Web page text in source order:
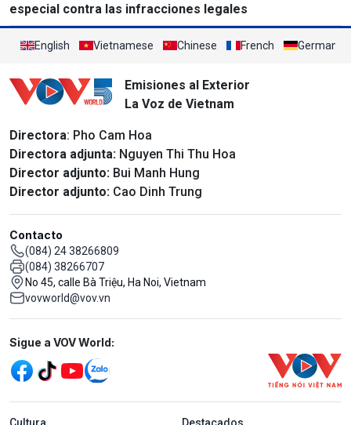
especial contra las infracciones legales
English Vietnamese Chinese French German
Emisiones al Exterior
La Voz de Vietnam
Directora: Pho Cam Hoa
Directora adjunta: Nguyen Thi Thu Hoa
Director adjunto: Bui Manh Hung
Director adjunto: Cao Dinh Trung
Contacto
(084) 24 38266809
(084) 38266707
No 45, calle Bà Triệu, Ha Noi, Vietnam
vovworld@vov.vn
Mạng xã hội
Sigue a VOV World:
menu footer tiếng Tây ban nha